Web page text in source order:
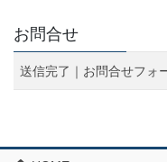
お問合せ
送信完了｜お問合せフォ